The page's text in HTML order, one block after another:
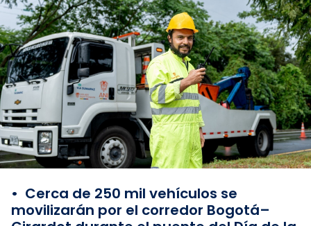
• Cerca de 250 mil vehículos se
movilizarán por el corredor Bogotá–